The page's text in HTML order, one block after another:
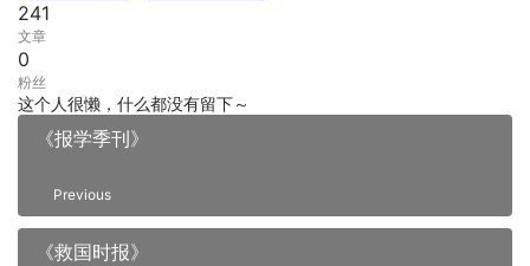
241
文章
0
粉丝
这个人很懒，什么都没有留下～
《报学季刊》
Previous
《救国时报》